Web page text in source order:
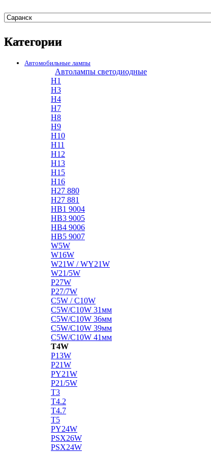
Категории
Автомобильные лампы
Автолампы светодиодные
H1
H3
H4
H7
H8
H9
H10
H11
H12
H13
H15
H16
H27 880
H27 881
HB1 9004
HB3 9005
HB4 9006
HB5 9007
W5W
W16W
W21W / WY21W
W21/5W
P27W
P27/7W
C5W / C10W
C5W/C10W 31мм
C5W/C10W 36мм
C5W/C10W 39мм
C5W/C10W 41мм
T4W
P13W
P21W
PY21W
P21/5W
T3
T4.2
T4.7
T5
PY24W
PSX26W
PSX24W